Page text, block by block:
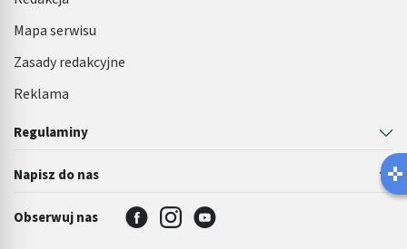
Regulaminy
Napisz do nas
Mapa serwisu
Zasady redakcyjne
Reklama
Obserwuj nas